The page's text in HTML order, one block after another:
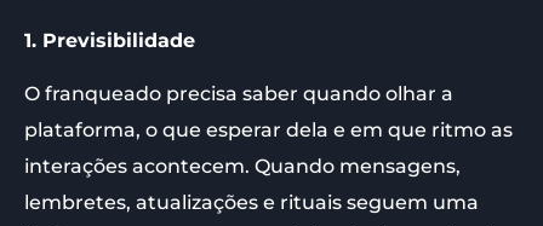
1. Previsibilidade
O franqueado precisa saber quando olhar a
plataforma, o que esperar dela e em que ritmo as
interações acontecem. Quando mensagens,
lembretes, atualizações e rituais seguem uma